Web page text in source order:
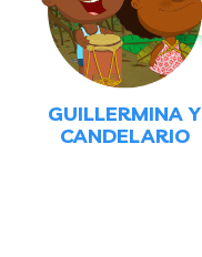
GUILLERMINA Y
CANDELARIO